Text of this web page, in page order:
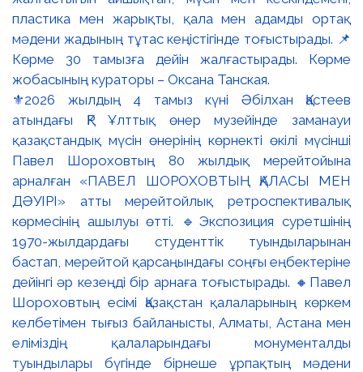
⚜️2026 жылдың 4 тамыз күні Әбілхан Қастеев
атындағы ҚР Ұлттық өнер музейінде заманауи
қазақстандық мүсін өнерінің көрнекті өкілі мүсінші
Павел Шороховтың 80 жылдық мерейтойына
арналған «ПАВЕЛ ШОРОХОВТЫҢ ҚАЛАСЫ МЕН
ДӘУІРІ» атты мерейтойлық ретроспективалық
көрмесінің ашылуы өтті. 🔹Экспозиция суретшінің
1970-жылдардағы студенттік туындыларынан
бастап, мерейтой қарсаңындағы соңғы еңбектеріне
дейінгі әр кезеңді бір арнаға тоғыстырады. 🔸Павел
Шороховтың есімі Қазақстан қалаларының көркем
келбетімен тығыз байланысты, Алматы, Астана мен
еліміздің қалаларындағы монументалды
туындылары бүгінде бірнеше ұрпақтың мәдени